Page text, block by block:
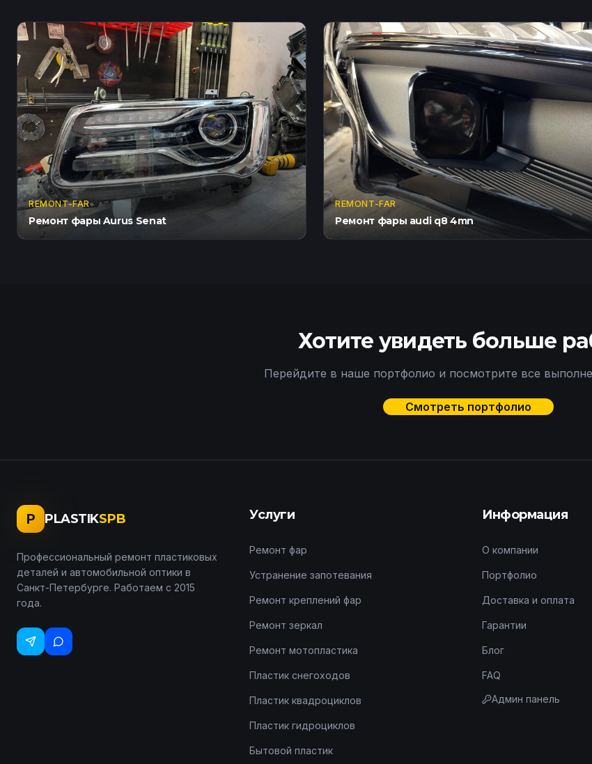
REMONT-FAR
Ремонт фары Aurus Senat
REMONT-FAR
Ремонт фары audi q8 4mn
Хотите увидеть больше
Перейдите в наше портфолио и посмотрите все
Смотреть портфолио
P PLASTIKSPB
Профессиональный ремонт пластиковых
деталей и автомобильной оптики в
Санкт-Петербурге. Работаем с 2015
года.
Услуги
Ремонт фар
Устранение запотевания
Ремонт креплений фар
Ремонт зеркал
Ремонт мотопластика
Пластик снегоходов
Пластик квадроциклов
Пластик гидроциклов
Бытовой пластик
Информация
О компании
Портфолио
Доставка и оплата
Гарантии
Блог
FAQ
Админ панель